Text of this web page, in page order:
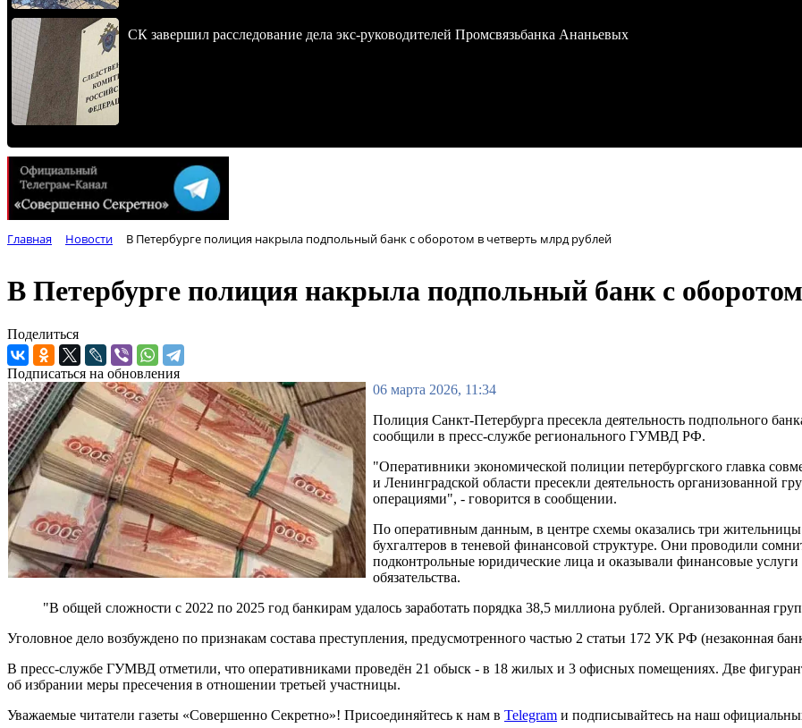
СК завершил расследование дела экс-руководителей Промсвязьбанка Ананьевых
Главная Новости В Петербурге полиция накрыла подпольный банк с оборотом в четверть млрд рублей
В Петербурге полиция накрыла подпольный банк с
Поделиться
Подписаться на обновления
06 марта 2026, 11:34
Полиция Санкт-Петербурга пресекла деятельность подпольного
сообщили в пресс-службе регионального ГУМВД РФ.
"Оперативники экономической полиции петербургского главка
и Ленинградской области пресекли деятельность организованной
операциями", - говорится в сообщении.
По оперативным данным, в центре схемы оказались три жительницы
бухгалтеров в теневой финансовой структуре. Они проводили
подконтрольные юридические лица и оказывали финансовые
обязательства.
"В общей сложности с 2022 по 2025 год банкирам удалось заработать порядка 38,5 миллиона рублей. Организованная
Уголовное дело возбуждено по признакам состава преступления, предусмотренного частью 2 статьи 172 УК РФ (незаконная
В пресс-службе ГУМВД отметили, что оперативниками проведён 21 обыск - в 18 жилых и 3 офисных помещениях. Две
об избрании меры пресечения в отношении третьей участницы.
Уважаемые читатели газеты «Совершенно Секретно»! Присоединяйтесь к нам в Telegram и подписывайтесь на наш